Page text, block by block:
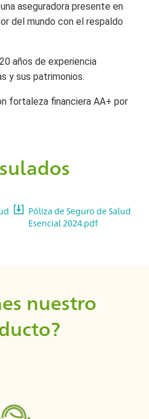
aseguradora presente en
del mundo con el respaldo
años de experiencia
y sus patrimonios.
fortaleza financiera AA+ por
Póliza de Seguro de Salud
Esencial 2024.pdf
nuestro